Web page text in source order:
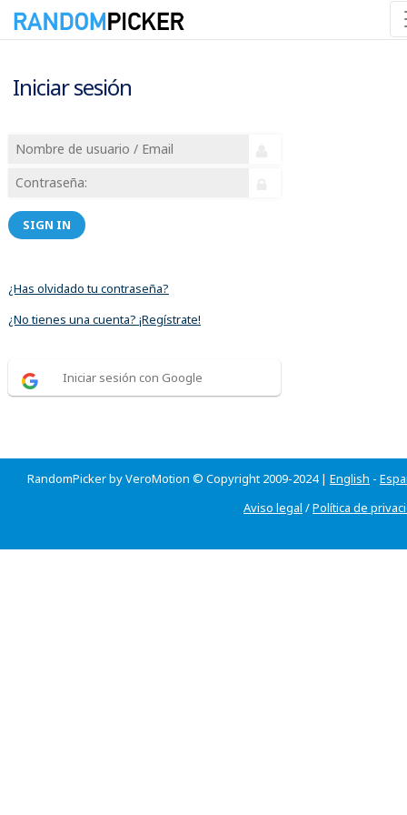
Iniciar sesión
SIGN IN
¿Has olvidado tu contraseña?
¿No tienes una cuenta? ¡Regístrate!
Iniciar sesión con Google
RandomPicker by VeroMotion © Copyright 2009-2024 | English -
Aviso legal /Política de